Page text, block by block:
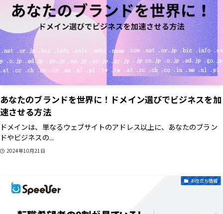
あなたのブランドを世界に！ドメイン選びでビジネスを加
速させる方法
ドメインは、単なるウェブサイトのアドレス以上に、あなたのブラン
ドやビジネスの...
2024年10月21日
お役立ち情報